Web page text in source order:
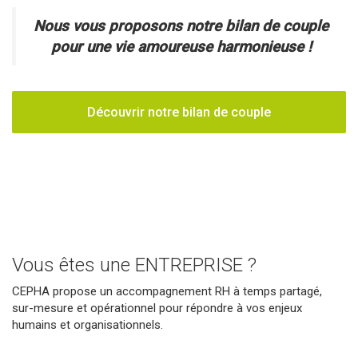
Nous vous proposons notre bilan de couple
pour une vie amoureuse harmonieuse !
Découvrir notre bilan de couple
Vous êtes une ENTREPRISE ?
CEPHA propose un accompagnement RH à temps partagé,
sur-mesure et opérationnel pour répondre à vos enjeux
humains et organisationnels.